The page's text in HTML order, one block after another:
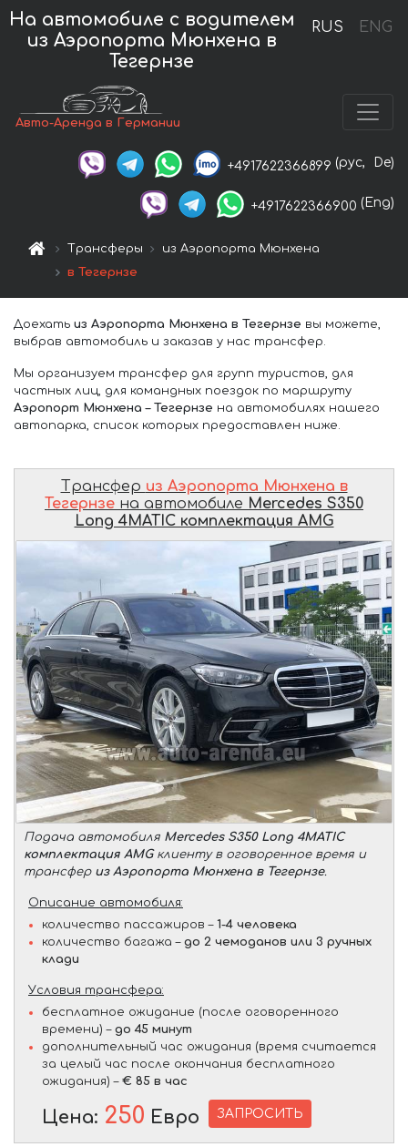
RUS ENG
На автомобиле с водителем
из Аэропорта Мюнхена в
Тегернзе
Авто-Аренда в Германии
+4917622366899 (рус, De)
+4917622366900 (Eng)
Трансферы
из Аэропорта Мюнхена
в Тегернзе
Доехать из Аэропорта Мюнхена в Тегернзе вы можете,
выбрав автомобиль и заказав у нас трансфер.
Мы организуем трансфер для групп туристов, для
частных лиц, для командных поездок по маршруту
Аэропорт Мюнхена – Тегернзе на автомобилях нашего
автопарка, список которых предоставлен ниже.
Трансфер из Аэропорта Мюнхена в
Тегернзе на автомобиле Mercedes S350
Long 4MATIC комплектация AMG
Подача автомобиля Mercedes S350 Long 4MATIC
комплектация AMGклиенту в оговоренное время и
трансфер из Аэропорта Мюнхена в Тегернзе.
Описание автомобиля:
количество пассажиров – 1-4 человека
количество багажа – до 2 чемоданов или 3 ручных
клади
Условия трансфера:
бесплатное ожидание (после оговоренного
времени) – до 45 минут
дополнительный час ожидания (время считается
за целый час после окончания бесплатного
ожидания) – € 85 в час
Цена: 250 Евро ЗАПРОСИТЬ